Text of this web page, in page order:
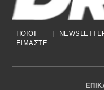
ΠΟΙΟΙ
ΕΙΜΑΣΤΕ
|
Footer